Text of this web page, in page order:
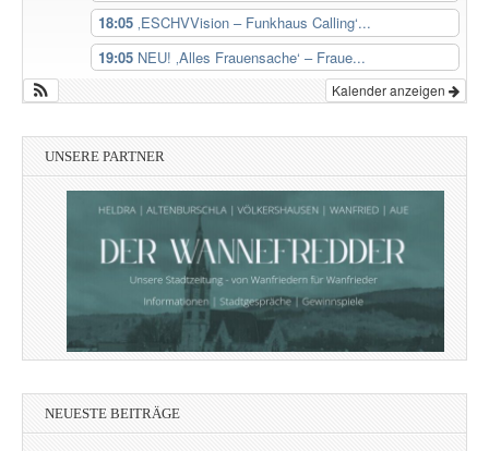
18:05 ‚ESCHVVision – Funkhaus Calling‘...
19:05 NEU! ‚Alles Frauensache‘ – Fraue...
Kalender anzeigen
UNSERE PARTNER
NEUESTE BEITRÄGE